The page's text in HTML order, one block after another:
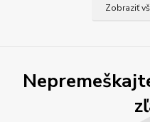
Zobraziť